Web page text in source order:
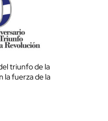
triunfo de la
la fuerza de la